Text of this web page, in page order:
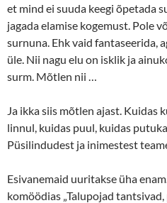
et mind ei suuda keegi õpetada
jagada elamise kogemust. Pole
surnuna. Ehk vaid fantaseerida,
üle. Nii nagu elu on isklik ja
surm. Mõtlen nii …
Ja ikka siis mõtlen ajast. Kuidas
linnul, kuidas puul, kuidas
Püsilindudest ja inimestest
Esivanemaid uuritakse üha
komöödias „Talupojad